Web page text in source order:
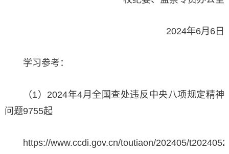
2024年6月6日
学习参考：
（1）2024年4月全国查处违反中央八项规定精神
问题9755起
https://www.ccdi.gov.cn/toutiaon/202405/